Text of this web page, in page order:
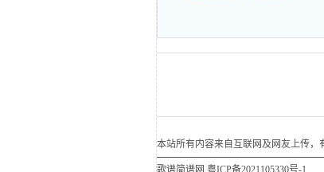
本站所有内容来自互联网及网友上传，
歌谱简谱网 粤ICP备2021105330号-1